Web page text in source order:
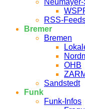
Neumayer-
RSS-
Bremer
Bremen
OHB
Sandstedt
Funk
Funk-Infos